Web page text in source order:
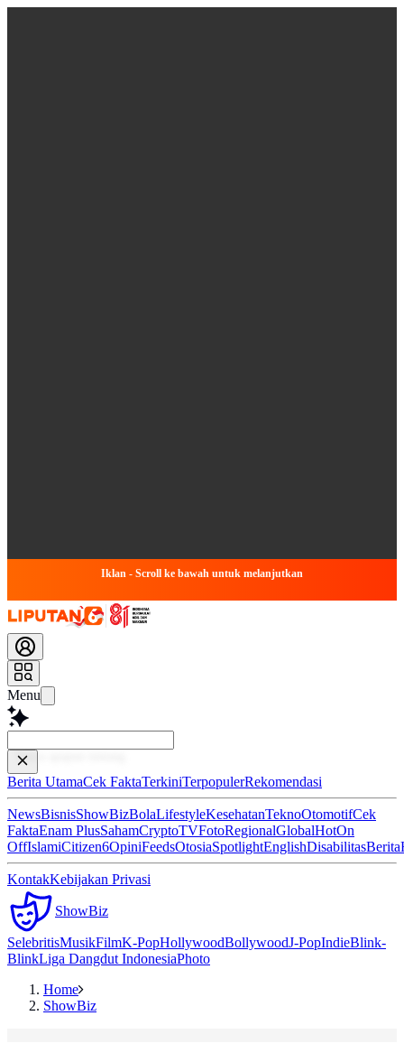
Iklan - Scroll ke bawah untuk melanjutkan
Menu
Baca leb
Berita UtamaCek FaktaTerkiniTerpopulerRekomendasi
NewsBisnisShowBizBolaLifestyleKesehatanTeknoOtomotifCek
FaktaEnam PlusSahamCryptoTVFotoRegionalGlobalHotOn
OffIslamiCitizen6OpiniFeedsOtosiaSpotlightEnglishDisabilitasBerita
KontakKebijakan Privasi
ShowBiz
SelebritisMusikFilmK-PopHollywoodBollywoodJ-PopIndieBlink-
BlinkLiga Dangdut IndonesiaPhoto
Home
ShowBiz